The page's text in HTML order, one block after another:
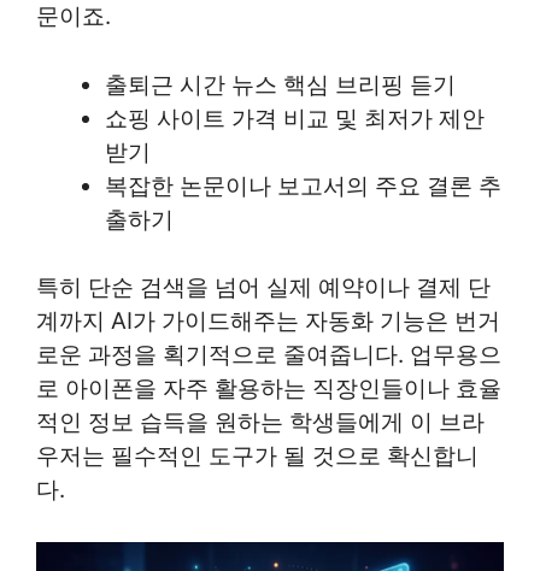
문이죠.
출퇴근 시간 뉴스 핵심 브리핑 듣기
쇼핑 사이트 가격 비교 및 최저가 제안
받기
복잡한 논문이나 보고서의 주요 결론 추
출하기
특히 단순 검색을 넘어 실제 예약이나 결제 단
계까지 AI가 가이드해주는 자동화 기능은 번거
로운 과정을 획기적으로 줄여줍니다. 업무용으
로 아이폰을 자주 활용하는 직장인들이나 효율
적인 정보 습득을 원하는 학생들에게 이 브라
우저는 필수적인 도구가 될 것으로 확신합니
다.